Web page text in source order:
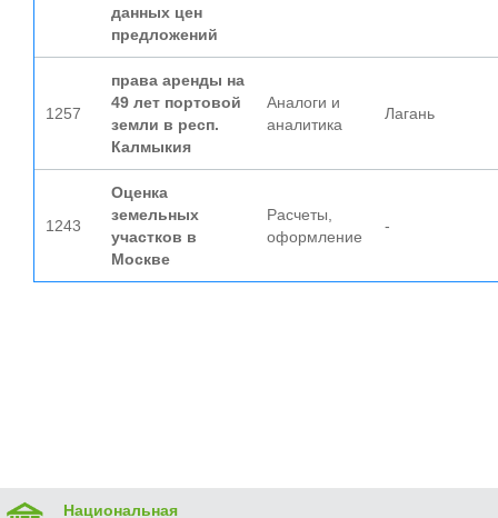
данных цен
предложений
1257
права аренды на
49 лет портовой
земли в респ.
Калмыкия
Аналоги и
аналитика
Лагань
1243
Оценка
земельных
участков в
Москве
Расчеты,
оформление
-
Национальная